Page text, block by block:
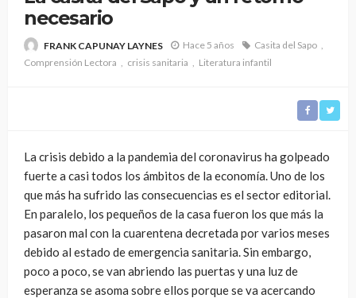
necesario
FRANK CAPUNAY LAYNES Hace 5 años
Casita del Sapo
Comprensión Lectora
crisis sanitaria Literatura infantil
La crisis debido a la pandemia del coronavirus ha golpeado
fuerte a casi todos los ámbitos de la economía. Uno de los
que más ha sufrido las consecuencias es el sector editorial.
En paralelo, los pequeños de la casa fueron los que más la
pasaron mal con la cuarentena decretada por varios meses
debido al estado de emergencia sanitaria. Sin embargo,
poco a poco, se van abriendo las puertas y una luz de
esperanza se asoma sobre ellos porque se va acercando